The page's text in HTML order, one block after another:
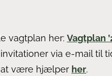
vagtplan her: Vagtplan
via e-mail til
at være hjælper her.